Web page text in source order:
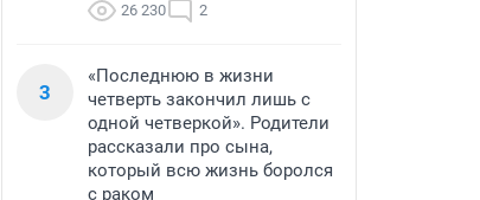
26 230 2
3
«Последнюю в жизни
четверть закончил лишь с
одной четверкой». Родители
рассказали про сына,
который всю жизнь боролся
с раком